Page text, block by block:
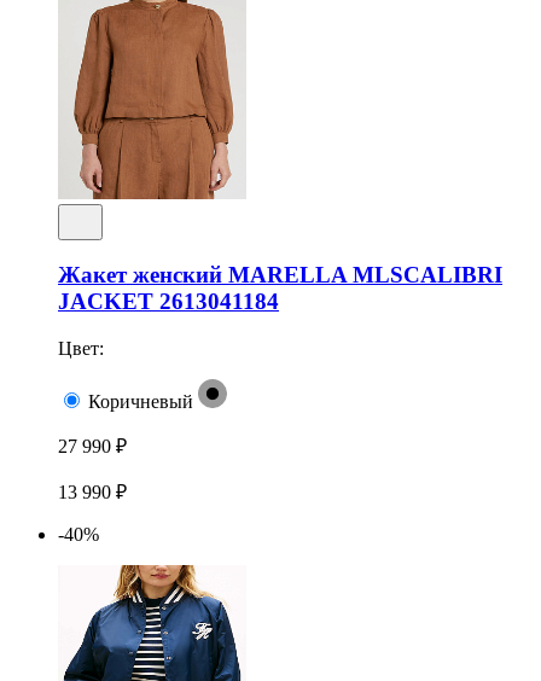
Жакет женский MARELLA MLSCALIBRI
JACKET 2613041184
Цвет:
Коричневый
27 990 ₽
13 990 ₽
-40%